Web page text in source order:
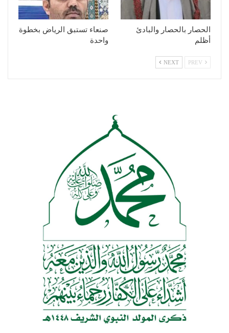
الحصار بالحصار والبادئ
أظلم
صنعاء تستبق الرياض بخطوة
واحدة
NEXT